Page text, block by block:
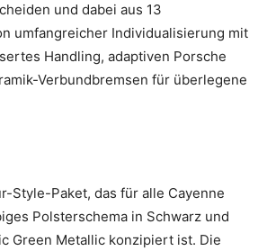
und dabei aus 13
umfangreicher Individualisierung mit
Handling, adaptiven Porsche
Verbundbremsen für überlegene
Style-Paket, das für alle Cayenne
Polsterschema in Schwarz und
Green Metallic konzipiert ist. Die